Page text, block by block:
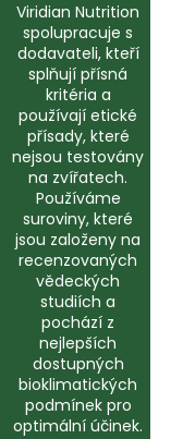
Viridian Nutrition
spolupracuje s
dodavateli, kteří
splňují přísná
kritéria a
používají etické
přísady, které
nejsou testovány
na zvířatech.
Používáme
suroviny, které
jsou založeny na
recenzovaných
vědeckých
studiích a
pochází z
nejlepších
dostupných
bioklimatických
podmínek pro
optimální účinek.